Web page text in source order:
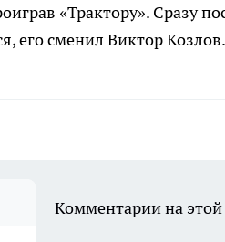
«Трактору». Сразу
его сменил Виктор Козлов.
Комментарии на